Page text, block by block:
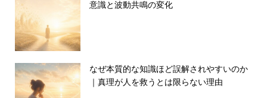
意識と波動共鳴の変化
なぜ本質的な知識ほど誤解されやすいのか
｜真理が人を救うとは限らない理由